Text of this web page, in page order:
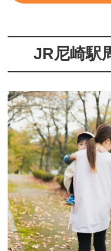
JR尼崎駅